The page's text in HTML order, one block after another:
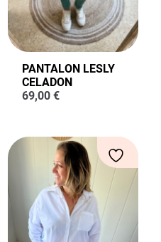
PANTALON LESLY
CELADON
69,00 €